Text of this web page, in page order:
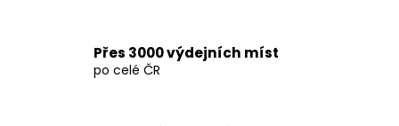
s
Přes 3000 výdejních míst
po celé ČR